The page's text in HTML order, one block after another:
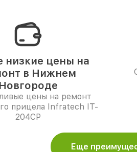
низкие цены на
в Нижнем
Новгороде
цены на ремонт
прицела Infratech IT-
204CP
Еще